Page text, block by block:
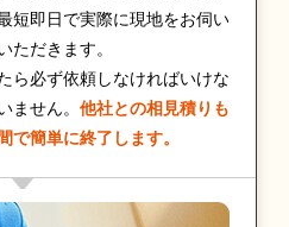
短即日で実際に現地をお伺い
ただきます。
ら必ず依頼しなければいけな
ません。 他社との相見積りも
で簡単に終了します。